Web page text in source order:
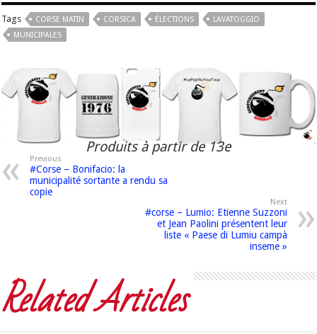
Tags CORSE MATIN CORSICA ÉLECTIONS
LAVATOGGIO
MUNICIPALES
Produits à partir de 13e
Previous
#Corse – Bonifacio: la
municipalité sortante a rendu sa
copie
Next
#corse – Lumio: Etienne Suzzoni
et Jean Paolini présentent leur
liste « Paese di Lumiu campà
inseme »
Related Articles